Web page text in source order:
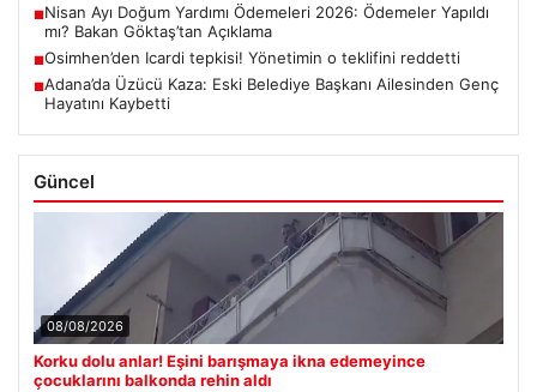
■Nisan Ayı Doğum Yardımı Ödemeleri 2026: Ödemeler Yapıldı
mı? Bakan Göktaş’tan Açıklama
■Osimhen’den Icardi tepkisi! Yönetimin o teklifini reddetti
■Adana’da Üzücü Kaza: Eski Belediye Başkanı Ailesinden Genç
Hayatını Kaybetti
Güncel
08/08/2026
Korku dolu anlar! Eşini barışmaya ikna edemeyince
çocuklarını balkonda rehin aldı